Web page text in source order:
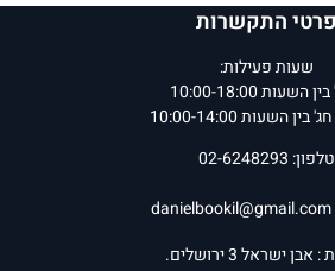
פרטי התקשרות
שעות פעילות:
השעות 10:00-18:00
השעות 10:00-14:00
טלפון: 02-6248293
danielbookil@gmail.com
ישראל 3 ירושלים.